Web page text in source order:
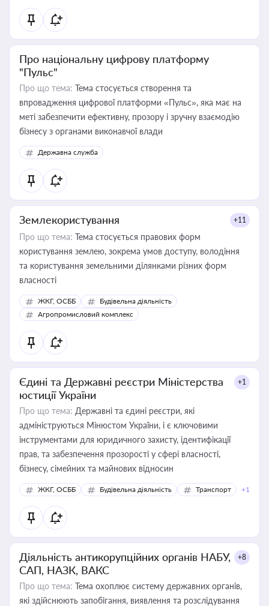
Про національну цифрову платформу
"Пульс"
Про що тема: Тема стосується створення та
впровадження цифрової платформи «Пульс», яка має на
меті забезпечити ефективну, прозору і зручну взаємодію
бізнесу з органами виконавчої влади
Державна служба
Землекористування +11
Про що тема: Тема стосується правових форм
користування землею, зокрема умов доступу, володіння
та користування земельними ділянками різних форм
власності
ЖКГ, ОСББ
Будівельна діяльність
Агропромисловий комплекс
Єдині та Державні реєстри Міністерства
юстиції України
+1
Про що тема: Державні та єдині реєстри, які
адмініструються Мінюстом України, і є ключовими
інструментами для юридичного захисту, ідентифікації
прав, та забезпечення прозорості у сфері власності,
бізнесу, сімейних та майнових відносин
ЖКГ, ОСББ Будівельна діяльність Транспорт +1
Діяльність антикорупційних органів НАБУ,
САП, НАЗК, ВАКС
+8
Про що тема: Тема охоплює систему державних органів,
які здійснюють запобігання, виявлення та розслідування